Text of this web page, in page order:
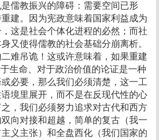
儒教振兴的障碍：需要空间已形
建。因为宪政意味着国家利益成为
这是社会个体化进程的必然；而社
又使得儒教的社会基础分崩离析。
难吊诡！这或许意味着，如果重建
生命、对于政治价值的论证是一种
必要，那么我们必须清楚，这一工
境里展开，而不是在反现代性的心
，我们必须努力追求对古代和西方
向对接和超越，简单的复古（我一
义主张）和全盘西化（我们国家的